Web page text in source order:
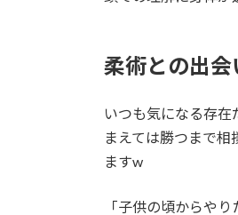
柔術との出会
いつも気になる存
まえては勝つまで
ますw
「子供の頃からや